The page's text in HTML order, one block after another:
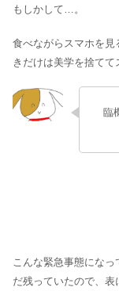
もしかして…。
食べながらスマホを見
きだけは美学を捨てて
臨
こんな緊急事態になっ
だ残っていたので、